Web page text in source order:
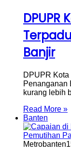
DPUPR
Banjir
DPUPR Kota
Penanganan
kurang lebih
Read More »
Banten
Metrobanten